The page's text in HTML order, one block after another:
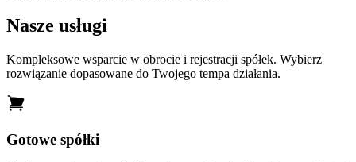
Nasze usługi
Kompleksowe wsparcie w obrocie i rejestracji spółek. Wybierz
rozwiązanie dopasowane do Twojego tempa działania.
Gotowe spółki